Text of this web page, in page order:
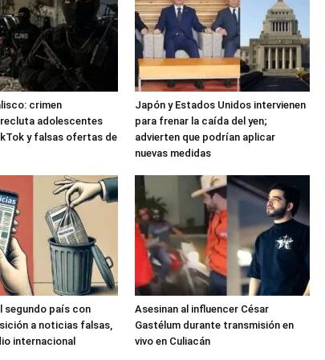
crimen
adolescentes
y falsas ofertas de
Japón y Estados Unidos intervienen
para frenar la caída del yen;
advierten que podrían aplicar
nuevas medidas
segundo país con
a noticias falsas,
internacional
Asesinan al influencer César
Gastélum durante transmisión en
vivo en Culiacán